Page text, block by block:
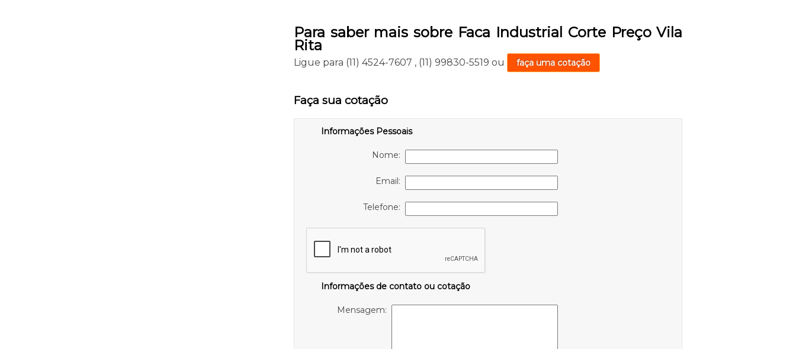
Para saber mais sobre Faca Industrial Corte Preço Vila
Rita
Ligue para (11) 4524-7607 , (11) 99830-5519 ou faça uma cotação
Faça sua cotação
Informações Pessoais
Nome:
Email:
Telefone:
Informações de contato ou cotação
Mensagem: